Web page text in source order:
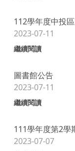
112學年度中投
2023-07-11
繼續閱讀
圖書館公告
2023-07-11
繼續閱讀
111學年度第2學
2023-07-07